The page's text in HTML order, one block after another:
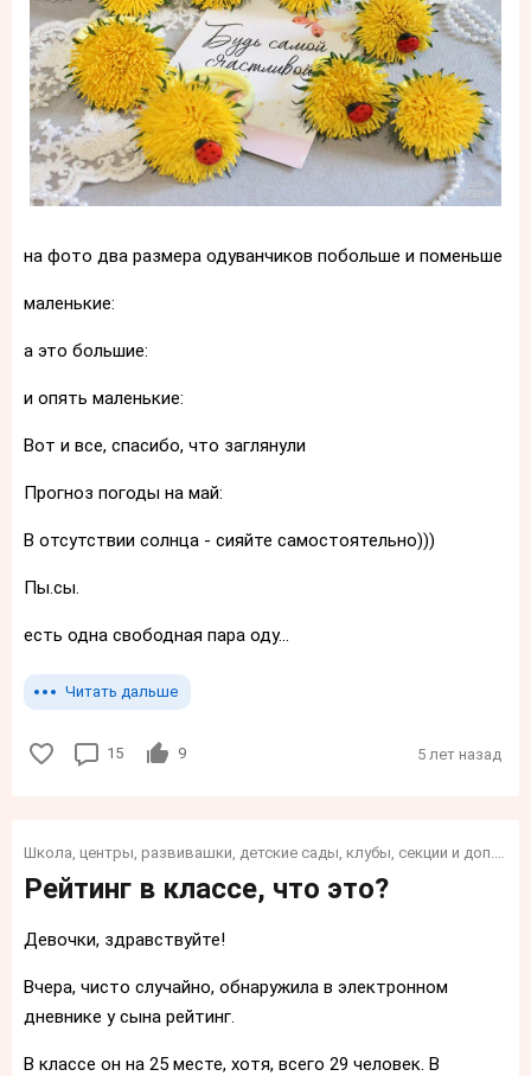
на фото два размера одуванчиков побольше и поменьше
маленькие:
а это большие:
и опять маленькие:
Вот и все, спасибо, что заглянули
Прогноз погоды на май:
В отсутствии солнца - сияйте самостоятельно)))
Пы.сы.
есть одна свободная пара оду...
Читать дальше
15 9 5 лет назад
Школа, центры, развивашки, детские сады, клубы, секции и доп. образование и обучение для детей
Рейтинг в классе, что это?
Девочки, здравствуйте!
Вчера, чисто случайно, обнаружила в электронном
дневнике у сына рейтинг.
В классе он на 25 месте, хотя, всего 29 человек. В